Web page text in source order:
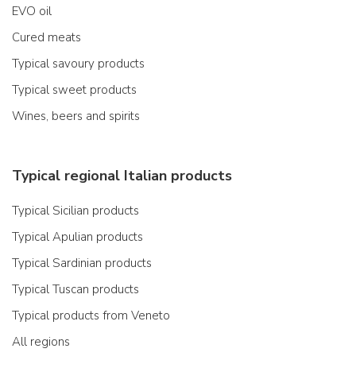
EVO oil
Cured meats
Typical savoury products
Typical sweet products
Wines, beers and spirits
Typical regional Italian products
Typical Sicilian products
Typical Apulian products
Typical Sardinian products
Typical Tuscan products
Typical products from Veneto
All regions